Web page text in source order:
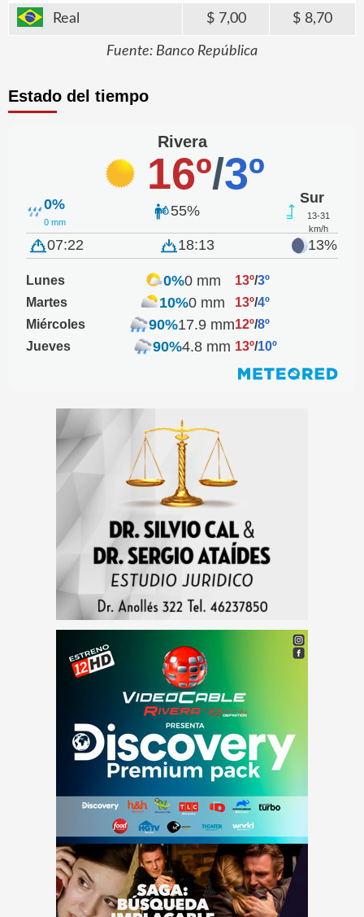
Real 7,00 8,70
Fuente: Banco República
Estado del tiempo
Rivera
16º/3º
0%
0 mm
55%
Sur
13-31
km/h
07:22 18:13 13%
Lunes 0%0 mm 13º/3º
Martes
10%0 mm 13º/4º
Miércoles
90%17.9 mm12º/8º
Jueves
90%4.8 mm 13º/10º